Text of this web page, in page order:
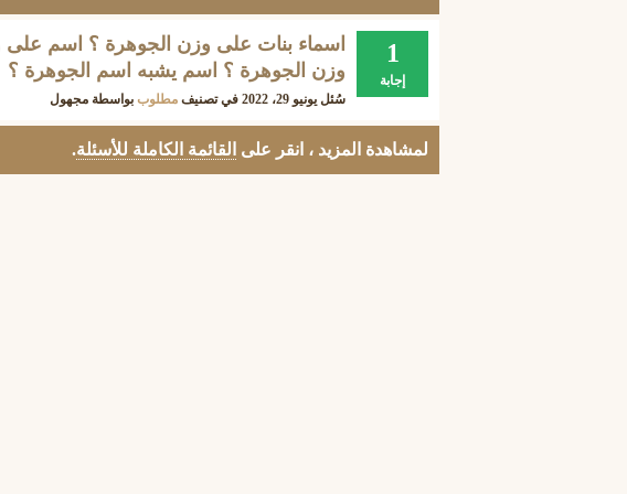
1
إجابة
اسماء بنات على وزن الجوهرة ؟ اسم
وزن الجوهرة ؟ اسم يشبه اسم الجوهرة ؟
سُئل يونيو 29، 2022 في تصنيف مطلوب بواسطة مجهول
لمشاهدة المزيد ، انقر على القائمة الكاملة للأسئلة.